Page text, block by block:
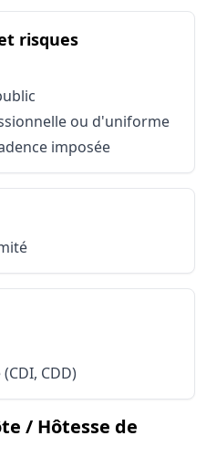
professionnelsTravail
risques
Hôte / Hôtesse de
ou d'uniforme
imposée
métier Hôte / Hôtesse
Hôte / Hôtesse de
CDD)
/ Hôtesse de